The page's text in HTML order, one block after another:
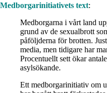
Medborgarinitiativets text:
Medborgarna i vårt land
grund av de sexualbrott
påföljderna för brotten.
media, men tidigare har
Procentuellt sett ökar
asylsökande.
Ett medborgarinitiativ om